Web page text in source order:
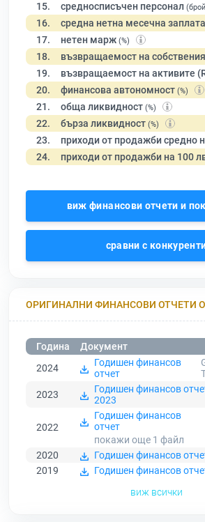
15. средносписъчен персонал
16. средна нетна месечна заплата
17. нетен марж (%)
18. възвращаемост на
19. възвращаемост на активите
20. финансова автономност (%)
21. обща ликвидност (%)
22. бърза ликвидност (%)
23. приходи от продажби средно
24. приходи от продажби на 100
виж финансови отчети и
сравни с
ОРИГИНАЛНИ ФИНАНСОВИ ОТЧЕТИ
Година
Документ
2024
Годишен финансов
отчет
2023
Годишен финансов
2023
2022
Годишен финансов
отчет
покажи още 1 файл
2020
Годишен финансов
2019
Годишен финансов
виж всички